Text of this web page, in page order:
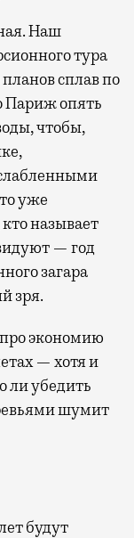
Наш
тура
сплав по
Париж опять
чтобы,
уже
называет
— год
загара
зря.
экономию
— хотя и
ли убедить
шумит
будут